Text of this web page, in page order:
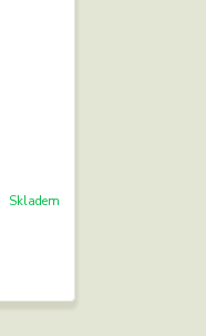
Skladem